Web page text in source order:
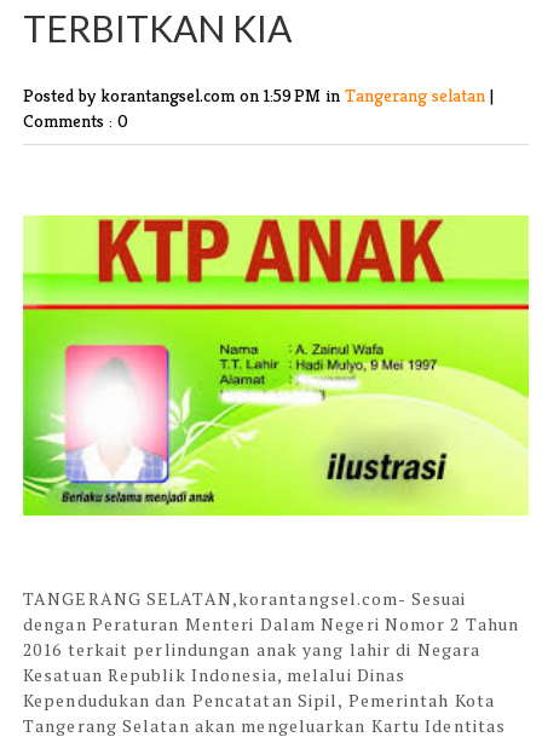
TERBITKAN KIA
Posted by korantangsel.com on 1:59 PM in Tangerang selatan |
Comments : 0
TANGERANG SELATAN,korantangsel.com- Sesuai
dengan Peraturan Menteri Dalam Negeri Nomor 2 Tahun
2016 terkait perlindungan anak yang lahir di Negara
Kesatuan Republik Indonesia, melalui Dinas
Kependudukan dan Pencatatan Sipil, Pemerintah Kota
Tangerang Selatan akan mengeluarkan Kartu Identitas